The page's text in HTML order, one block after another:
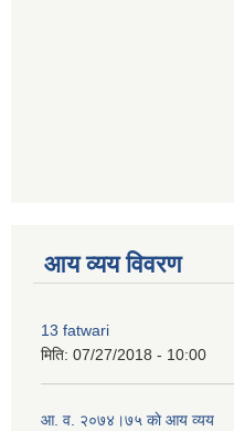
आय व्यय विवरण
13 fatwari
मिति: 07/27/2018 - 10:00
आ‍. व. २०७४।७५ काे आय व्यय